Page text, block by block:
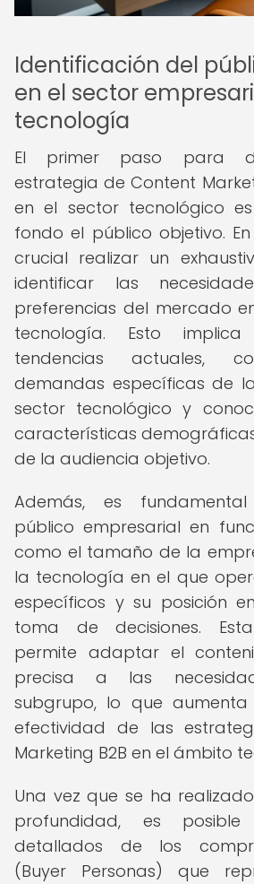
Identificación del
en el sector
tecnología
El primer paso para
estrategia de Content
en el sector tecnológico
fondo el público objetivo.
crucial realizar un
identificar las
preferencias del mercado
tecnología. Esto
tendencias actuales,
demandas específicas de
sector tecnológico y
características
de la audiencia objetivo.
Además, es
público empresarial en
como el tamaño de la
la tecnología en el que
específicos y su posición
toma de decisiones.
permite adaptar el
precisa a las
subgrupo, lo que
efectividad de las
Marketing B2B en el ámbito
Una vez que se ha
profundidad, es
detallados de los
(Buyer Personas) que